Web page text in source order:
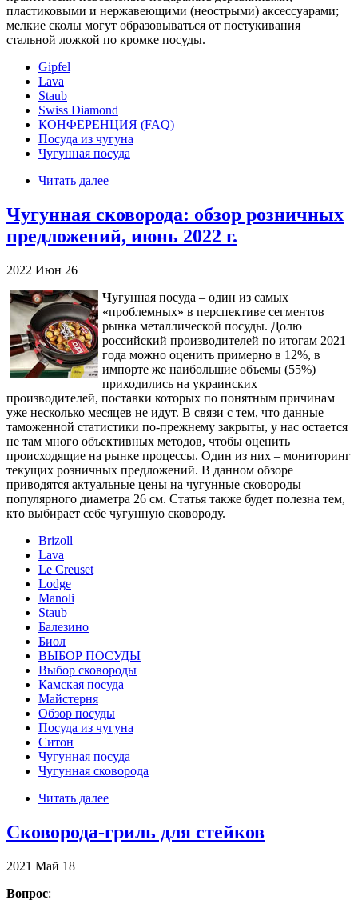
пластиковыми и нержавеющими (неострыми) аксессуарами;
мелкие сколы могут образовываться от постукивания
стальной ложкой по кромке посуды.
Gipfel
Lava
Staub
Swiss Diamond
КОНФЕРЕНЦИЯ (FAQ)
Посуда из чугуна
Чугунная посуда
Читать далее
Чугунная сковорода: обзор розничных
предложений, июнь 2022 г.
2022 Июн 26
Чугунная посуда – один из самых
«проблемных» в перспективе сегментов
рынка металлической посуды. Долю
российский производителей по итогам 2021
года можно оценить примерно в 12%, в
импорте же наибольшие объемы (55%)
приходились на украинских
производителей, поставки которых по понятным причинам
уже несколько месяцев не идут. В связи с тем, что данные
таможенной статистики по-прежнему закрыты, у нас остается
не там много объективных методов, чтобы оценить
происходящие на рынке процессы. Один из них – мониторинг
текущих розничных предложений. В данном обзоре
приводятся актуальные цены на чугунные сковороды
популярного диаметра 26 см. Статья также будет полезна тем,
кто выбирает себе чугунную сковороду.
Brizoll
Lava
Le Creuset
Lodge
Manoli
Staub
Балезино
Биол
ВЫБОР ПОСУДЫ
Выбор сковороды
Камская посуда
Майстерня
Обзор посуды
Посуда из чугуна
Ситон
Чугунная посуда
Чугунная сковорода
Читать далее
Сковорода-гриль для стейков
2021 Май 18
Вопрос: